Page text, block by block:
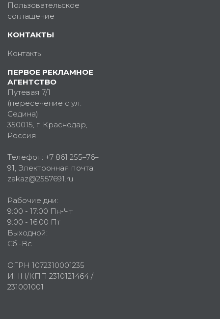
Пользовательское
соглашение
КОНТАКТЫ
Контакты
ПЕРВОЕ РЕКЛАМНОЕ
АГЕНТСТВО
Путевая 7/1
(пересечение с ул.
Седина)
350015, г. Краснодар,
Россия
Телефон: +7 861 255–76–
91, Электронная почта:
zakaz@2557691.ru
Рабочие дни:
9:00 - 17:00 Пн-Чт
9:00 - 16:00 Пт
Выходной:
Сб.-Вс.
ОГРН 1072310001235
ИНН/КПП 2310121464 /
231001001